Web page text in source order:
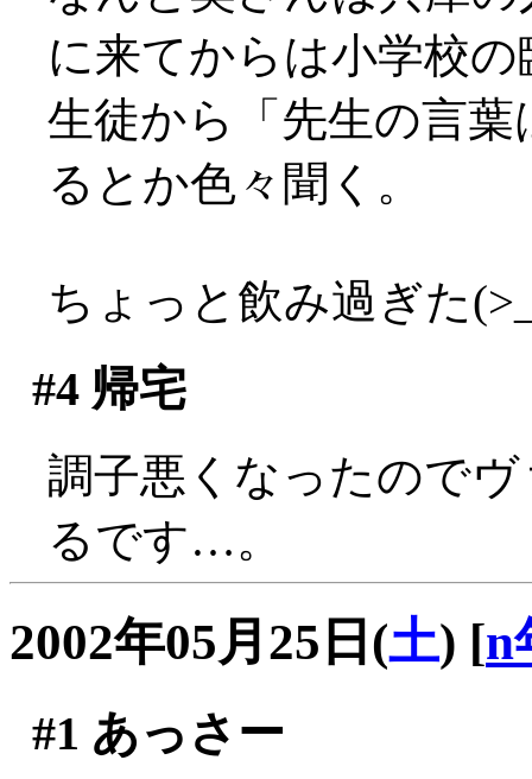
に来てからは小学校
生徒から「先生の言
るとか色々聞く。
ちょっと飲み過ぎた
#4帰宅
調子悪くなったので
るです…。
2002年05月25日(土) [n
#1 あっさー